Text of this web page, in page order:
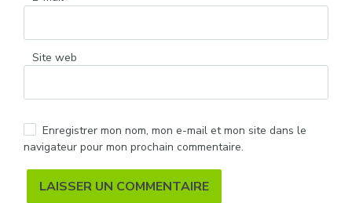
Site web
Enregistrer mon nom, mon e-mail et mon site dans le
navigateur pour mon prochain commentaire.